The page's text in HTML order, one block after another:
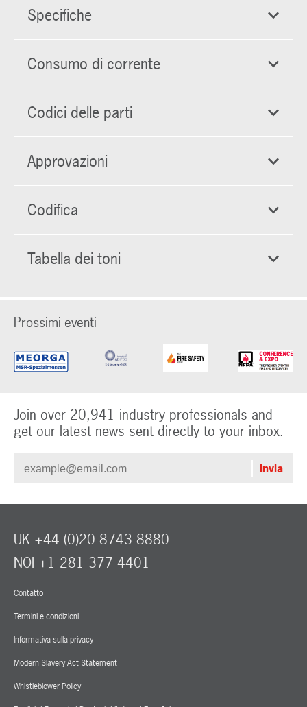
Specifiche
Consumo di corrente
Codici delle parti
Approvazioni
Codifica
Tabella dei toni
Prossimi eventi
Join over 20,941 industry professionals and
get our latest news sent directly to your inbox.
Contatto
Termini e condizioni
Informativa sulla privacy
Modern Slavery Act Statement
Whistleblower Policy
UK +44 (0)20 8743 8880
NOI +1 281 377 4401